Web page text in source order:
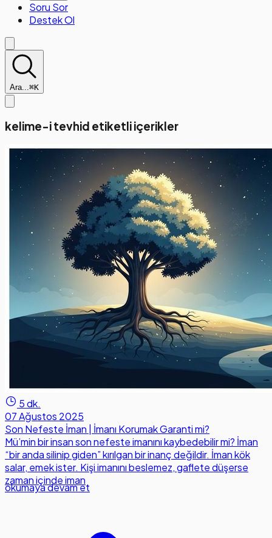
Soru Sor
Destek Ol
Ara...⌘K
kelime-i tevhid etiketli içerikler
5 dk.
07 Ağustos 2025
Son Nefeste İman | İmanı Korumak Garanti mi?
Mü’min bir insan son nefeste imanını kaybedebilir mi? İman
“bir anda silinip giden” kırılgan bir inanç değildir. İman kök
salar, emek ister. Kişi imanını beslemez, gaflete düşerse
zaman içinde iman
okumaya devam et